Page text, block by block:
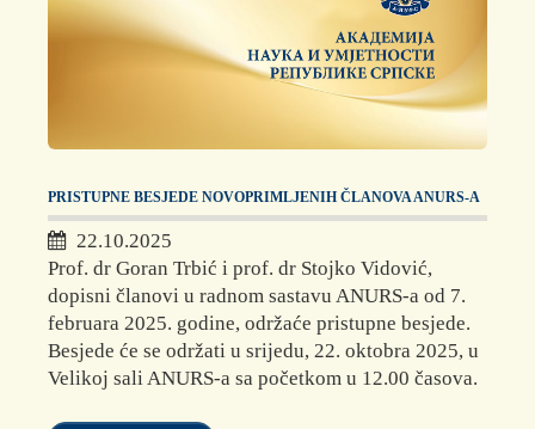
PRISTUPNE BESJEDE NOVOPRIMLJENIH ČLANOVA ANURS-A
22.10.2025
Prof. dr Goran Trbić i prof. dr Stojko Vidović,
dopisni članovi u radnom sastavu ANURS-a od 7.
februara 2025. godine, održaće pristupne besjede.
Besjede će se održati u srijedu, 22. oktobra 2025, u
Velikoj sali ANURS-a sa početkom u 12.00 časova.